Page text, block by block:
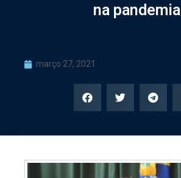
na pandemia
março 27, 2021